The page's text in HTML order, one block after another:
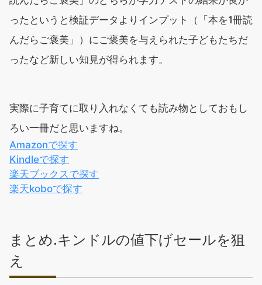
ったというと検証データよりインプット（「本を1冊読
んだらご褒美」）にご褒美を与えられた子どもたちだ
ったなど新しい知見が得られます。
実際に子育てに取り入れなくても読み物としておもし
ろい一冊だと思いますね。
Amazonで探す
Kindleで探す
楽天ブックスで探す
楽天koboで探す
まとめ.キンドルの値下げセールを狙
え